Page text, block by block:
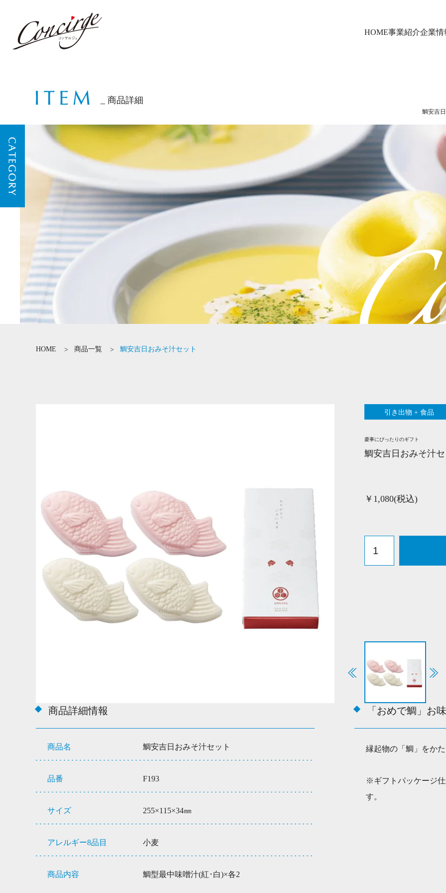
鯛安吉
HOME事業紹介企業情
商品詳細
HOME 商品一覧 鯛安吉日おみそ汁セット
引き出物 + 食品
慶事にぴったりのギフト
鯛安吉日おみそ汁セ
￥1,080(税込)
吉
ト
個
商品詳細情報
商品名 鯛安吉日おみそ汁セット
品番 F193
サイズ 255×115×34㎜
アレルギー8品目 小麦
商品内容 鯛型最中味噌汁(紅･白)×各2
「おめで鯛」お
縁起物の「鯛」をか
※ギフトパッケージ
す。
CATEGORY